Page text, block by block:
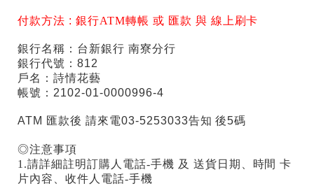
付款方法 :銀行ATM轉帳 或 匯款 與 線上刷卡
銀行名稱：台新銀行 南寮分行
銀行代號：812
戶名：詩情花藝
帳號：2102-01-0000996-4
ATM 匯款後 請來電03-5253033告知 後5碼
◎注意事項
1.請詳細註明訂購人電話-手機 及 送貨日期、時間 卡
片內容、收件人電話-手機